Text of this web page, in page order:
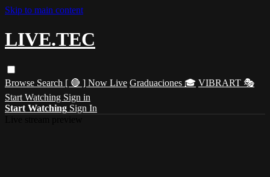
Skip to main content
LIVE.TEC
Browse Search [ 🔴 ] Now Live Graduaciones 🎓 VIBRART 🎭
Start Watching Sign in
Start Watching Sign In